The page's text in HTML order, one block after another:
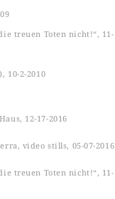
treuen Toten nicht!“, 11-
10-2-2010
12-17-2016
video stills, 05-07-2016
treuen Toten nicht!“, 11-